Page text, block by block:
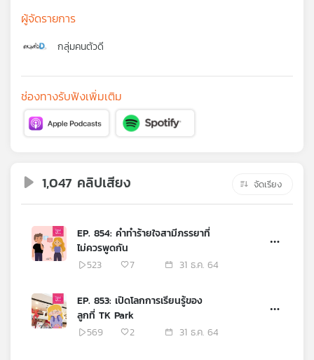
บทความ
กิจกรรม
เกี่ยว
เครือ
ผู้จัดรายการ
กลุ่มคนตัวดี
ช่องทางรับฟังเพิ่มเติม
1,047 คลิปเสียง จัดเรียง
EP. 854: คำทำร้ายใจสามีภรรยาที่
ไม่ควรพูดกัน
523
7 31 ธ.ค. 64
EP. 853: เปิดโลกการเรียนรู้ของ
ลูกที่ TK Park
569
2 31 ธ.ค. 64